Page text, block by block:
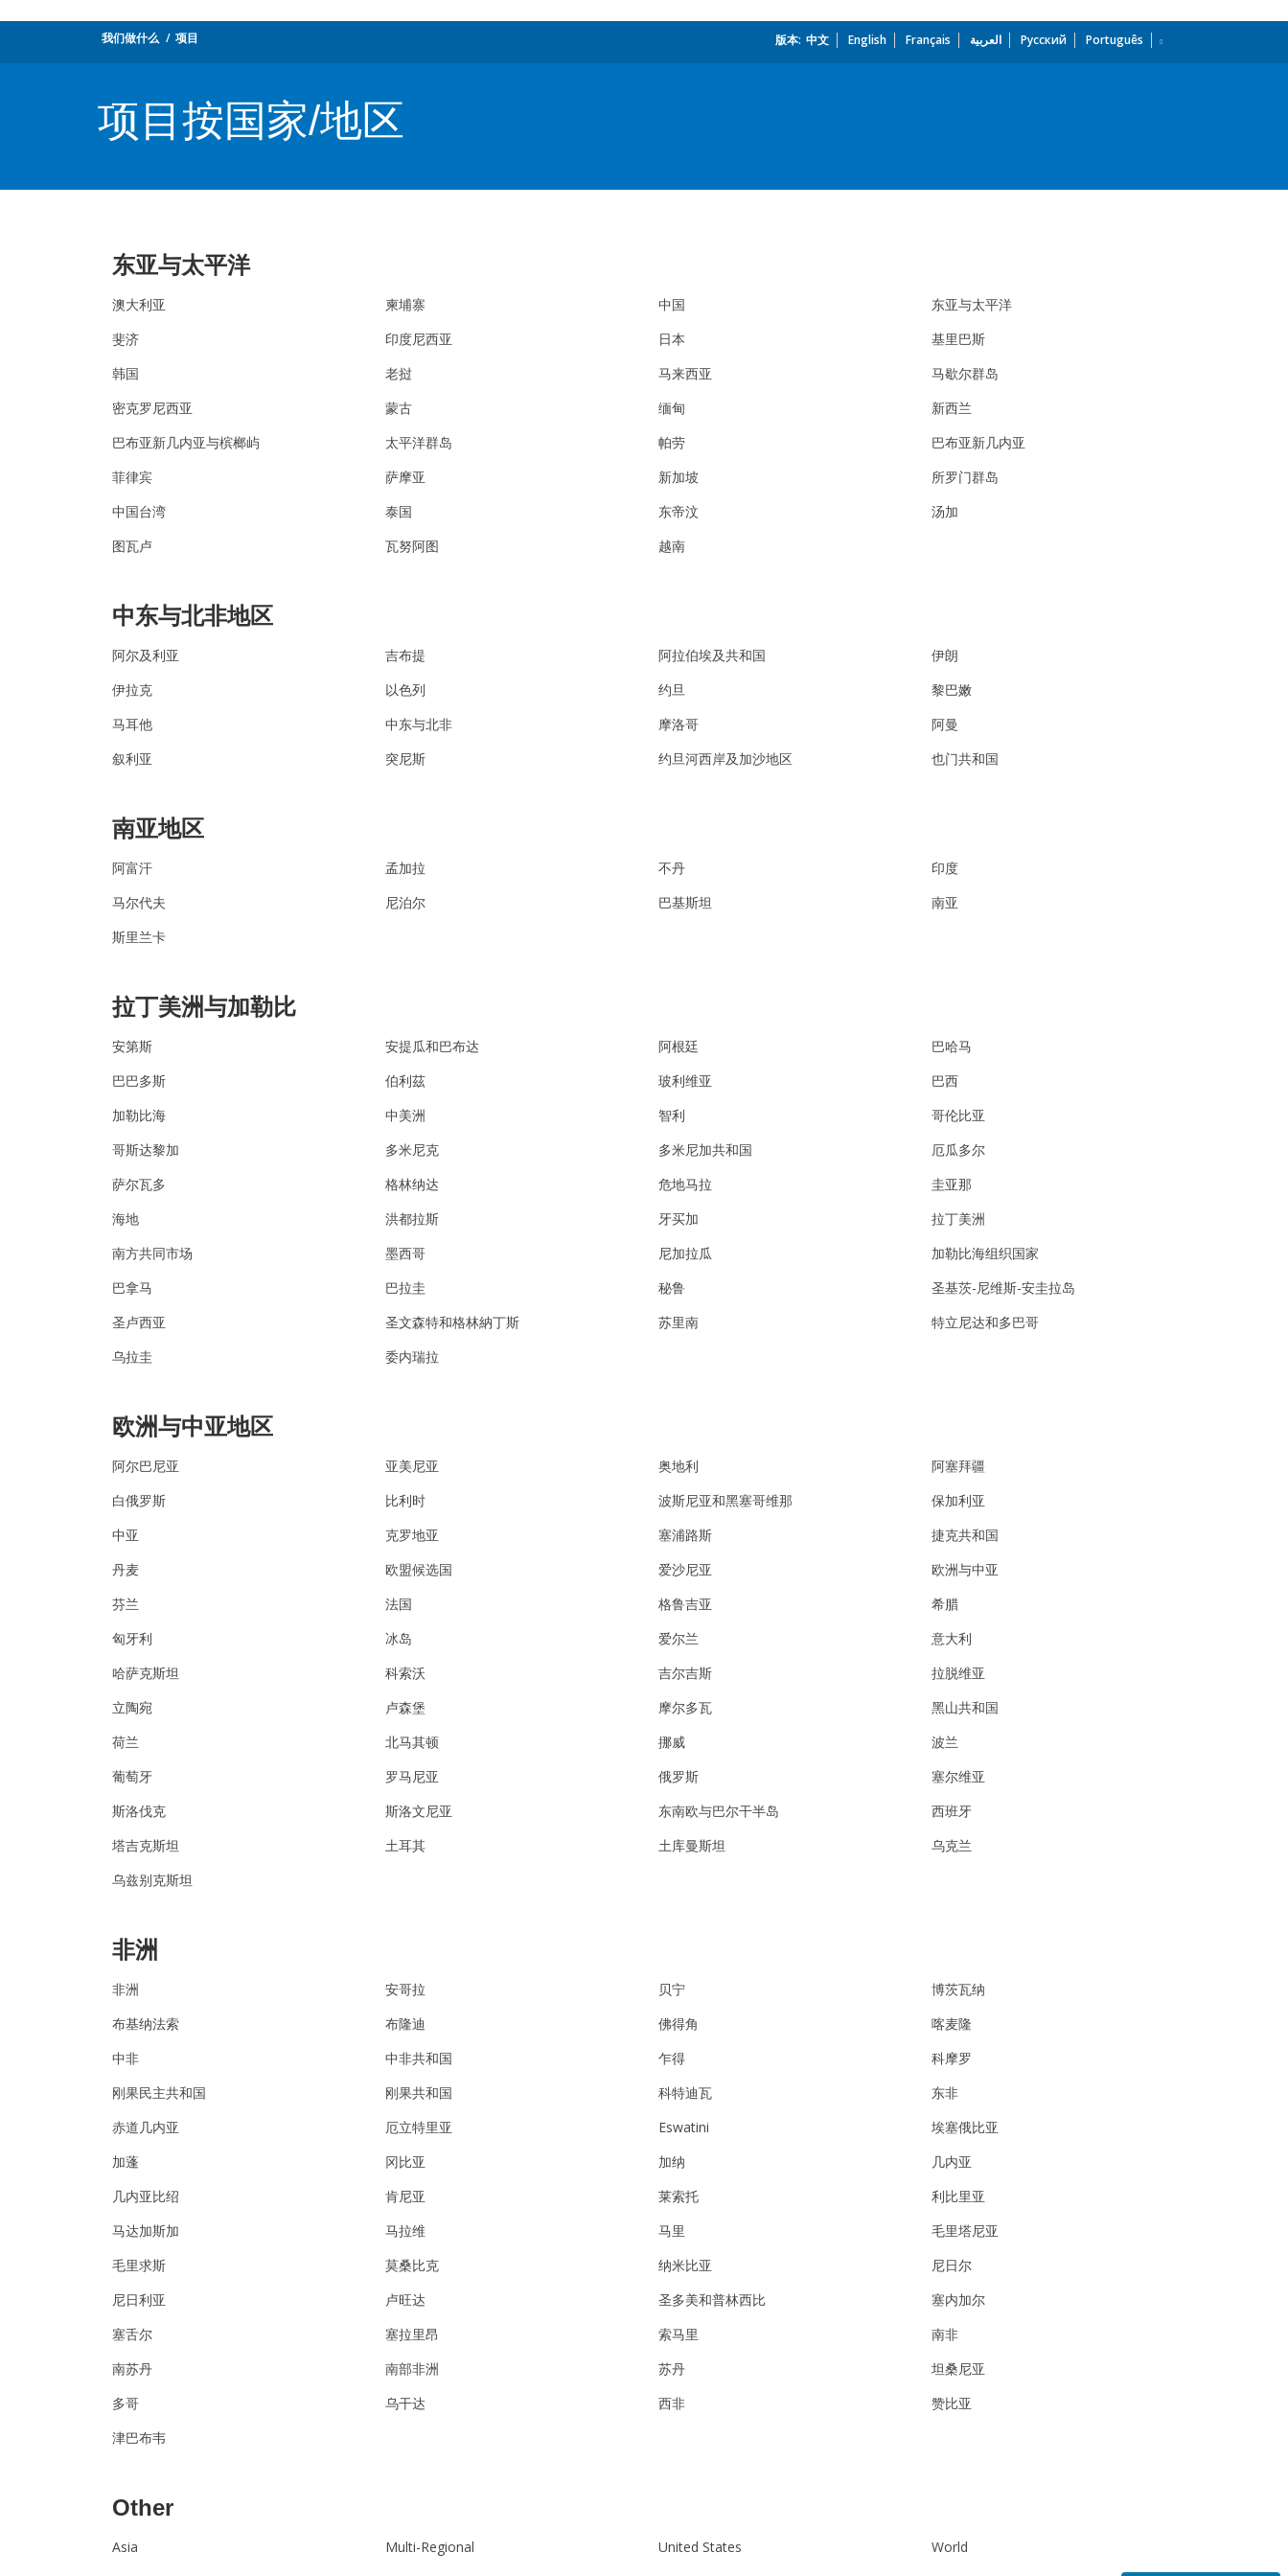
我们做什么 项目 版本: 中文 English Français العربية Русский Português
项目按国家/地区
东亚与太平洋
澳大利亚 柬埔寨 中国
东亚与太平洋
斐济
印度尼西亚 日本
基里巴斯
韩国
老挝 马来西亚
马歇尔群岛
密克罗尼西亚
蒙古 缅甸
新西兰
巴布亚新几内亚与槟榔屿
太平洋群岛 帕劳
巴布亚新几内亚
菲律宾
萨摩亚 新加坡
所罗门群岛
中国台湾
泰国 东帝汶
汤加
图瓦卢
瓦努阿图 越南
中东与北非地区
阿尔及利亚 吉布提 阿拉伯埃及共和国
伊朗
伊拉克
以色列 约旦
黎巴嫩
马耳他
中东与北非 摩洛哥
阿曼
叙利亚
突尼斯 约旦河西岸及加沙地区 也门共和国
南亚地区
阿富汗 孟加拉 不丹
印度
马尔代夫
尼泊尔 巴基斯坦
南亚
斯里兰卡
拉丁美洲与加勒比
安第斯 安提瓜和巴布达 阿根廷
巴哈马
巴巴多斯
伯利茲 玻利维亚
巴西
加勒比海
中美洲 智利
哥伦比亚
哥斯达黎加
多米尼克 多米尼加共和国
厄瓜多尔
萨尔瓦多
格林纳达 危地马拉
圭亚那
海地
洪都拉斯 牙买加
拉丁美洲
南方共同市场
墨西哥 尼加拉瓜
加勒比海组织国家
巴拿马
巴拉圭 秘鲁
圣基茨-尼维斯-安圭拉岛
圣卢西亚
圣文森特和格林納丁斯 苏里南
特立尼达和多巴哥
乌拉圭
委内瑞拉
欧洲与中亚地区
阿尔巴尼亚 亚美尼亚 奥地利
阿塞拜疆
白俄罗斯
比利时 波斯尼亚和黑塞哥维那
保加利亚
中亚
克罗地亚 塞浦路斯
捷克共和国
丹麦
欧盟候选国 爱沙尼亚
欧洲与中亚
芬兰
法国 格鲁吉亚
希腊
匈牙利
冰岛 爱尔兰
意大利
哈萨克斯坦
科索沃 吉尔吉斯
拉脱维亚
立陶宛
卢森堡 摩尔多瓦
黑山共和国
荷兰
北马其顿 挪威
波兰
葡萄牙
罗马尼亚 俄罗斯
塞尔维亚
斯洛伐克
斯洛文尼亚 东南欧与巴尔干半岛
西班牙
塔吉克斯坦
土耳其 土库曼斯坦
乌克兰
乌兹别克斯坦
非洲
非洲 安哥拉 贝宁
博茨瓦纳
布基纳法索
布隆迪 佛得角
喀麦隆
中非
中非共和国 乍得
科摩罗
刚果民主共和国
刚果共和国 科特迪瓦
东非
赤道几内亚
厄立特里亚 Eswatini
埃塞俄比亚
加蓬
冈比亚 加纳
几内亚
几内亚比绍
肯尼亚 莱索托
利比里亚
马达加斯加
马拉维 马里
毛里塔尼亚
毛里求斯
莫桑比克 纳米比亚
尼日尔
尼日利亚
卢旺达 圣多美和普林西比
塞内加尔
塞舌尔
塞拉里昂 索马里
南非
南苏丹
南部非洲 苏丹
坦桑尼亚
多哥
乌干达 西非
赞比亚
津巴布韦
Other
Asia Multi-Regional United States World